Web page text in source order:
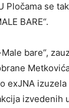
Pločama se
BARE“.
bare“,
exJNA
izvedenih